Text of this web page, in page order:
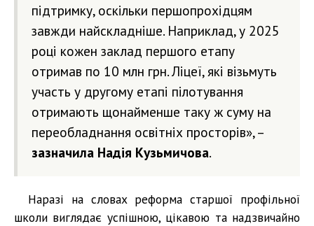
підтримку, оскільки першопрохідцям
завжди найскладніше. Наприклад, у 2025
році кожен заклад першого етапу
отримав по 10 млн грн. Ліцеї, які візьмуть
участь у другому етапі пілотування
отримають щонайменше таку ж суму на
переобладнання освітніх просторів», –
зазначила Надія Кузьмичова.
Наразі на словах реформа старшої профільної
школи виглядає успішною, цікавою та надзвичайно